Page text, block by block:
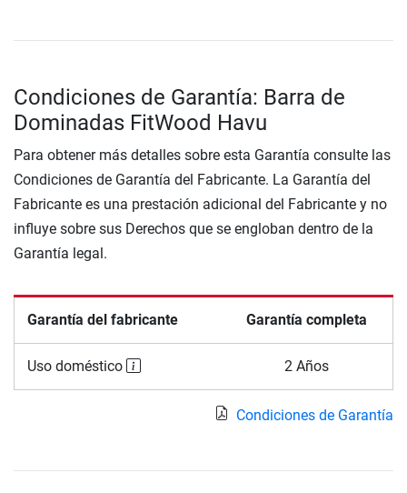
Condiciones de Garantía: Barra de
Dominadas FitWood Havu
Para obtener más detalles sobre esta Garantía consulte las
Condiciones de Garantía del Fabricante. La Garantía del
Fabricante es una prestación adicional del Fabricante y no
influye sobre sus Derechos que se engloban dentro de la
Garantía legal.
Garantía del fabricante Garantía completa
Uso doméstico 2 Años
Condiciones de Garantía